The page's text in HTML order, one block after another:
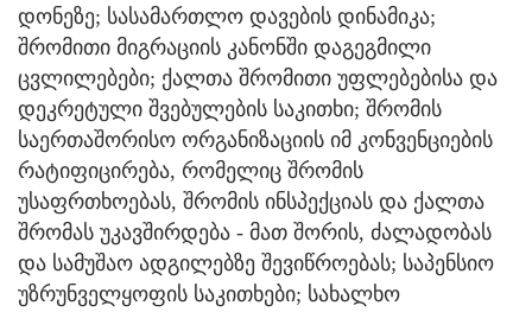
დონეზე; სასამართლო დავების დინამიკა;
შრომითი მიგრაციის კანონში დაგეგმილი
ცვლილებები; ქალთა შრომითი უფლებებისა და
დეკრეტული შვებულების საკითხი; შრომის
საერთაშორისო ორგანიზაციის იმ კონვენციების
რატიფიცირება, რომელიც შრომის
უსაფრთხოებას, შრომის ინსპექციას და ქალთა
შრომას უკავშირდება - მათ შორის, ძალადობას
და სამუშაო ადგილებზე შევიწროებას; საპენსიო
უზრუნველყოფის საკითხები; სახალხო